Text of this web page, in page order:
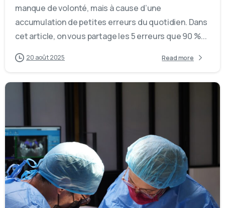
manque de volonté, mais à cause d’une
accumulation de petites erreurs du quotidien. Dans
cet article, on vous partage les 5 erreurs que 90 %...
20 août 2025 Read more
Management d'équipe
Stratégie de croissance